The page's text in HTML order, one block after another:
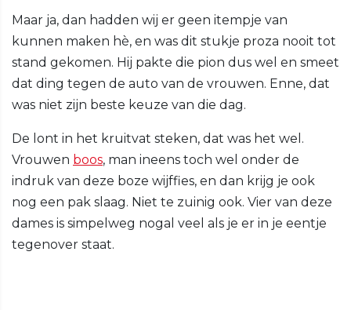
Maar ja, dan hadden wij er geen itempje van
kunnen maken hè, en was dit stukje proza nooit tot
stand gekomen. Hij pakte die pion dus wel en smeet
dat ding tegen de auto van de vrouwen. Enne, dat
was niet zijn beste keuze van die dag.
De lont in het kruitvat steken, dat was het wel.
Vrouwen boos, man ineens toch wel onder de
indruk van deze boze wijffies, en dan krijg je ook
nog een pak slaag. Niet te zuinig ook. Vier van deze
dames is simpelweg nogal veel als je er in je eentje
tegenover staat.